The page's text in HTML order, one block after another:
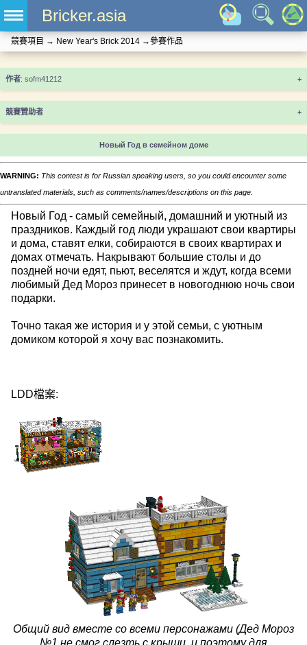
Bricker.asia
競賽項目 → New Year's Brick 2014 →參賽作品
+
競賽贊助者 +
Новый Год в семейном доме
WARNING: This contest is for Russian speaking users, so you could encounter some
untranslated materials, such as comments/names/descriptions on this page.
Новый Год - самый семейный, домашний и уютный из
праздников. Каждый год люди украшают свои квартиры
и дома, ставят елки, собираются в своих квартирах и
домах отмечать. Накрывают большие столы и до
поздней ночи едят, пьют, веселятся и ждут, когда всеми
любимый Дед Мороз принесет в новогоднюю ночь свои
подарки.
Точно такая же история и у этой семьи, с уютным
домиком которой я хочу вас познакомить.
LDD檔案:
Общий вид вместе со всеми персонажами (Дед Мороз